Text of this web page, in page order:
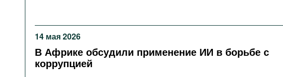
Документы международных
организаций
Фильмы
14 мая 2026
В Африке обсудили применение ИИ в борьбе с
коррупцией